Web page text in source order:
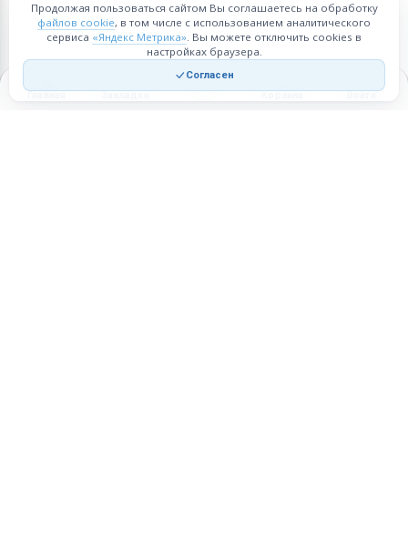
Главная Закладки Корзина Войти
Продолжая пользоваться сайтом Вы соглашаетесь на обработку
файлов cookie, в том числе с использованием аналитического
сервиса «Яндекс Метрика». Вы можете отключить cookies в
настройках браузера.
Согласен